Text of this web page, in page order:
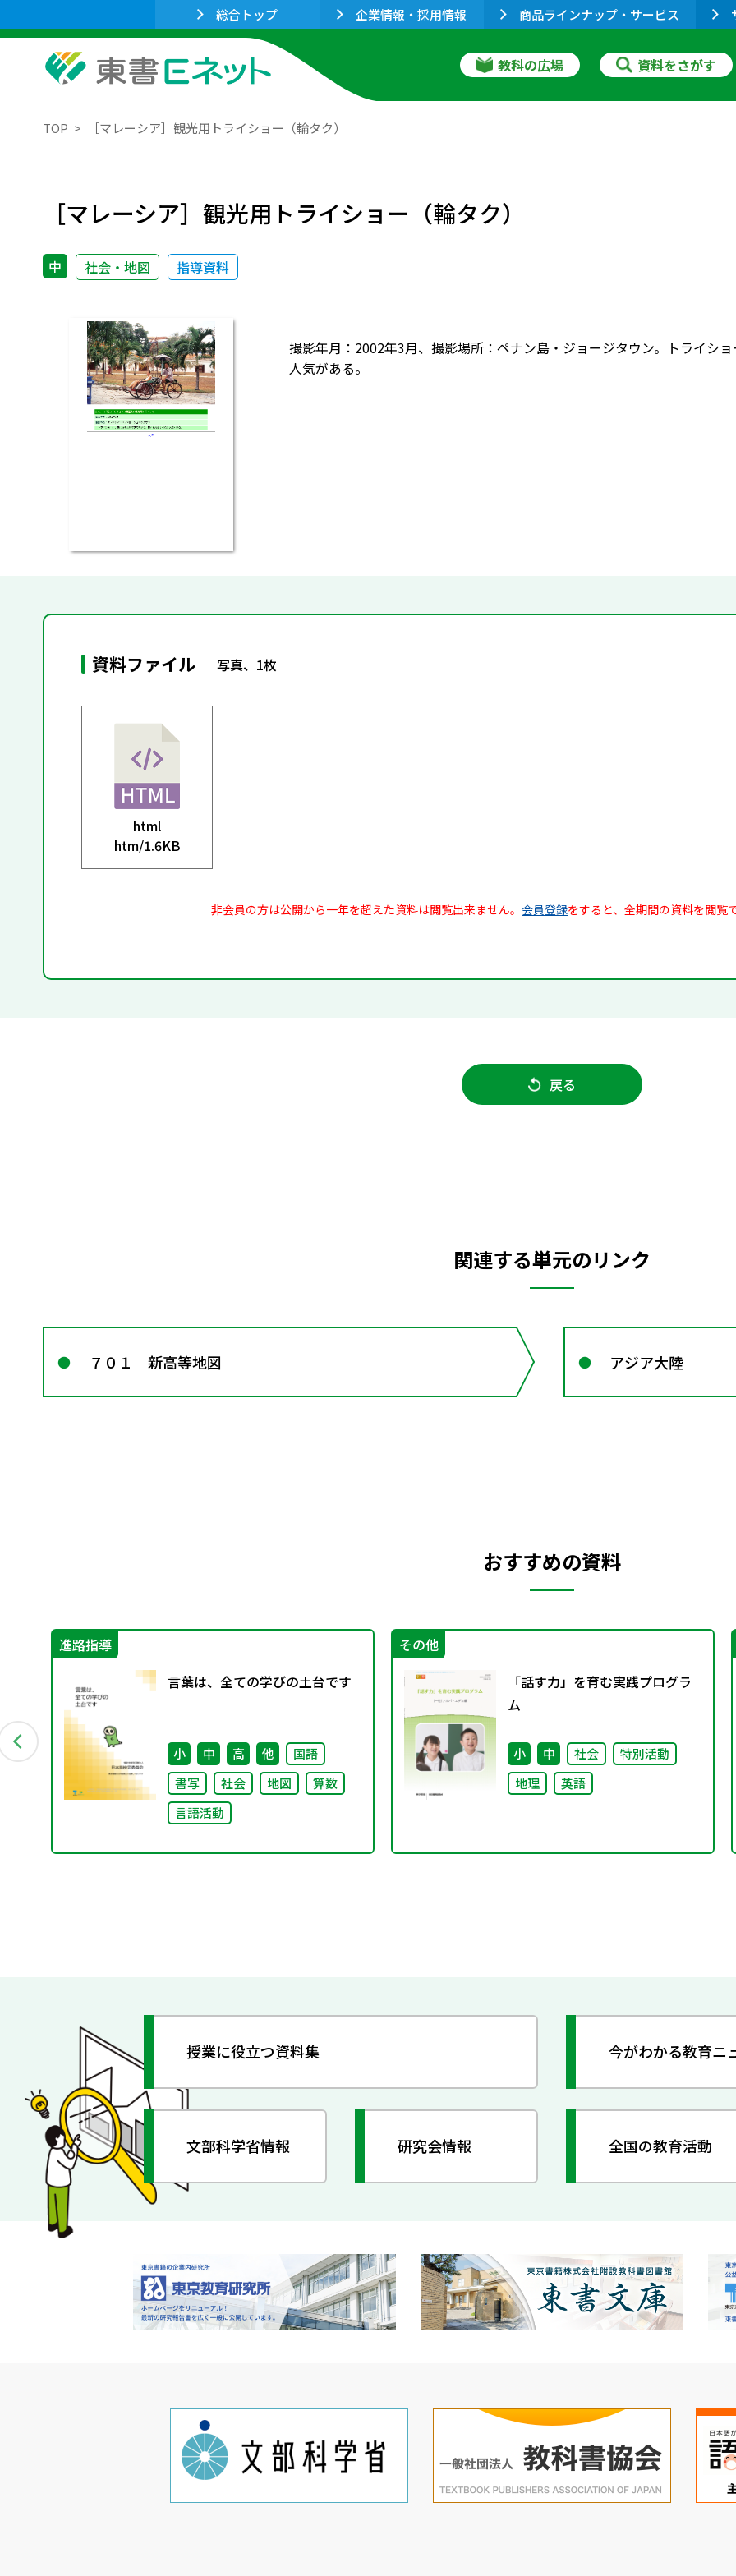
総合トップ 企業情報・採用情報 商品ラインナップ・サービス
教科の広場 資料をさがす
TOP ［マレーシア］観光用トライショー（輪タク）
［マレーシア］観光用トライショー（輪タク）
中 社会・地図 指導資料
撮影年月：2002年3月、撮影場所：ペナン島・ジョージタウン。トライシ
人気がある。
資料ファイル 写真、1枚
html
htm/1.6KB
非会員の方は公開から一年を超えた資料は閲覧出来ません。 会員登録をすると、全期間の資料を閲覧
戻る
関連する単元のリンク
７０１ 新高等地図 アジア大陸
おすすめの資料
キ
進路指導
言葉は、全ての学びの土台です
小 中 高 他
国語
書写
社会 地図
算数
言語活動
その他
「話す力」を育む実践プログラ
ム
小 中 社会
特別活動
地理
英語
授業に役立つ資料集 今がわかる教育ニ
文部科学省情報 研究会情報 全国の教育活動